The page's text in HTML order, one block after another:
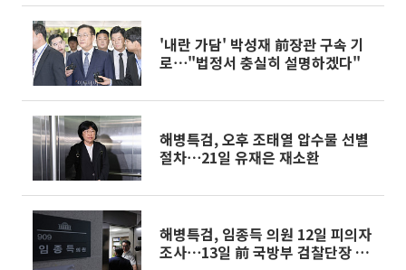
'내란 가담' 박성재 前장관 구속 기
로⋯"법정서 충실히 설명하겠다"
해병특검, 오후 조태열 압수물 선별
절차⋯21일 유재은 재소환
해병특검, 임종득 의원 12일 피의자
조사⋯13일 前 국방부 검찰단장 소